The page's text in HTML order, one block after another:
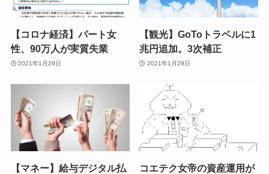
【コロナ経済】パート女
性、90万人が実質失業
2021年1月29日
【観光】GoToトラベルに1
兆円追加。3次補正
2021年1月29日
【マネー】給与デジタル払
コエテク女帝の資産運用が